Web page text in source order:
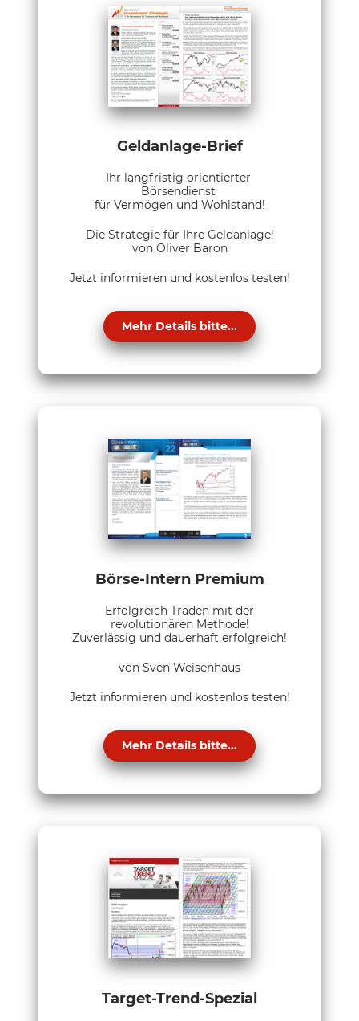
Geldanlage-Brief
Ihr langfristig orientierter
Börsendienst
für Vermögen und Wohlstand!
Die Strategie für Ihre Geldanlage!
von Oliver Baron
Jetzt informieren und kostenlos testen!
Mehr Details bitte...
Börse-Intern Premium
Erfolgreich Traden mit der
revolutionären Methode!
Zuverlässig und dauerhaft erfolgreich!
von Sven Weisenhaus
Jetzt informieren und kostenlos testen!
Mehr Details bitte...
Target-Trend-Spezial